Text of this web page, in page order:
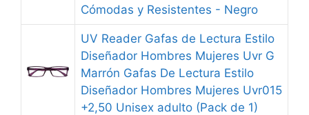
Cómodas y Resistentes - Negro
UV Reader Gafas de Lectura Estilo
Diseñador Hombres Mujeres Uvr G
Marrón Gafas De Lectura Estilo
Diseñador Hombres Mujeres Uvr015
+2,50 Unisex adulto (Pack de 1)